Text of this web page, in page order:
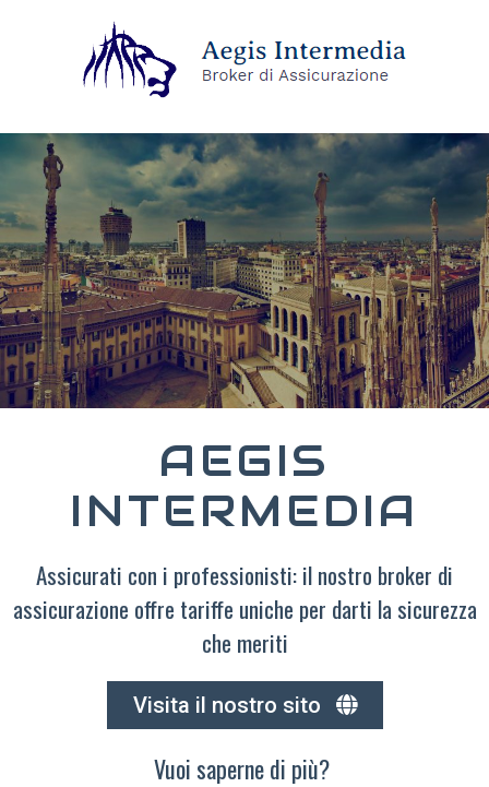
AEGIS
INTERMEDIA
Assicurati con i professionisti: il nostro broker di
assicurazione offre tariffe uniche per darti la sicurezza
che meriti
Visita il nostro sito
Vuoi saperne di più?